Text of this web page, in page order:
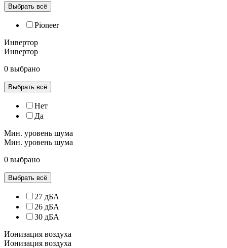
Выбрать всё
Pioneer
Инвертор
Инвертор
0 выбрано
Выбрать всё
Нет
Да
Мин. уровень шума
Мин. уровень шума
0 выбрано
Выбрать всё
27 дБА
26 дБА
30 дБА
Ионизация воздуха
Ионизация воздуха